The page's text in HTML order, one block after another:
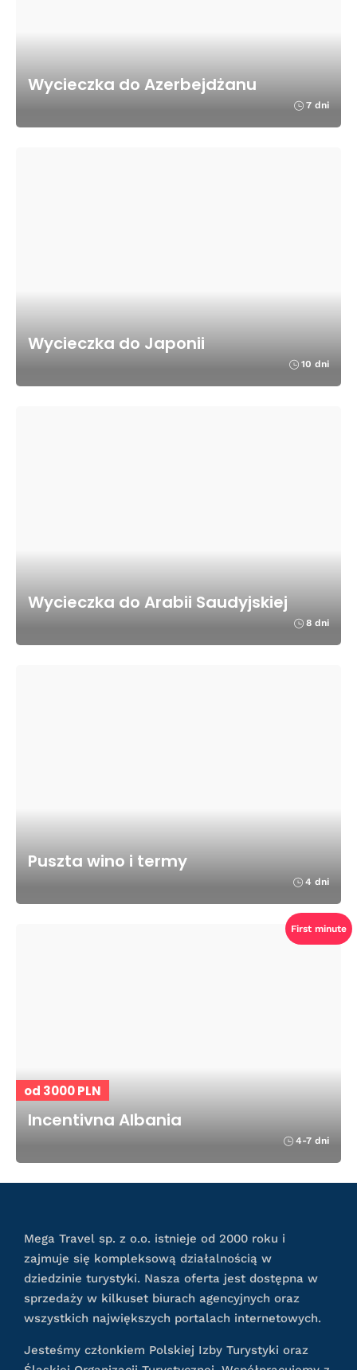
Wycieczka do Azerbejdżanu
7 dni
Wycieczka do Japonii
10 dni
Wycieczka do Arabii Saudyjskiej
8 dni
Puszta wino i termy
4 dni
First minute
od 3000 PLN
Incentivna Albania
4-7 dni
Mega Travel sp. z o.o. istnieje od 2000 roku i
zajmuje się kompleksową działalnością w
dziedzinie turystyki. Nasza oferta jest dostępna w
sprzedaży w kilkuset biurach agencyjnych oraz
wszystkich największych portalach internetowych.
Jesteśmy członkiem Polskiej Izby Turystyki oraz